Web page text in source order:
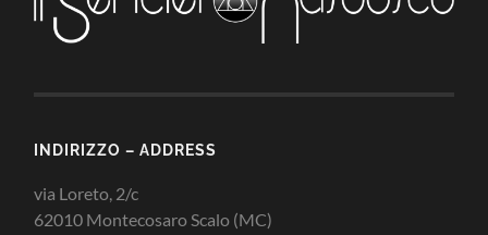
INDIRIZZO – ADDRESS
via Loreto, 2/c
62010 Montecosaro Scalo (MC)